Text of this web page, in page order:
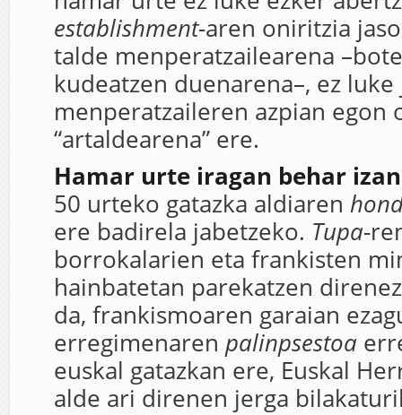
establishment-aren oniritzia
talde menperatzailearena
kudeatzen duenarena–, ez
menperatzaileren azpian egon
“artaldearena” ere.
Hamar urte iragan behar
50 urteko gatazka aldiaren
ere badirela jabetzeko. Tupa-
borrokalarien eta frankisten
hainbatetan parekatzen
da, frankismoaren garaian
erregimenaren palinpsestoa
euskal gatazkan ere, Euskal
alde ari direnen jerga